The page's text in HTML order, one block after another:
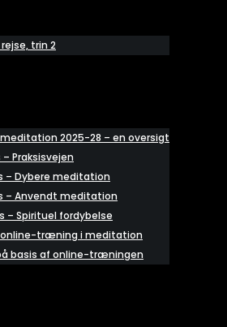
trin 2
2025-28 – en oversigt
Praksisvejen
– Dybere meditation
– Anvendt meditation
– Spirituel fordybelse
online-træning i meditation
basis af online-træningen